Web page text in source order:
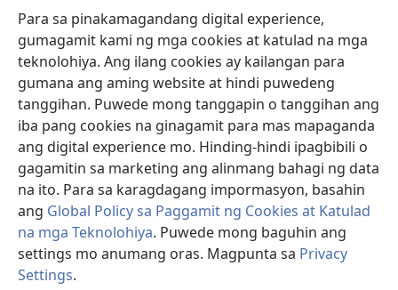
Para sa pinakamagandang digital experience,
gumagamit kami ng mga cookies at katulad na mga
teknolohiya. Ang ilang cookies ay kailangan para
gumana ang aming website at hindi puwedeng
tanggihan. Puwede mong tanggapin o tanggihan ang
iba pang cookies na ginagamit para mas mapaganda
ang digital experience mo. Hinding-hindi ipagbibili o
gagamitin sa marketing ang alinmang bahagi ng data
na ito. Para sa karagdagang impormasyon, basahin
ang Global Policy sa Paggamit ng Cookies at Katulad
na mga Teknolohiya. Puwede mong baguhin ang
settings mo anumang oras. Magpunta sa Privacy
Settings.
(may
na
bagong
window)
Watchtower ONLINE LIBRARY™
(may
bubukas
na
bagong
window)
JW Hub ®
(may
bubukas
bagong
window)
JW Library ®
Watchtower Library®
Copyright© 2026 Watch Tower Bible and Tract Society of Pennsylvania.
KASUNDUAN SA PAGGAMIT